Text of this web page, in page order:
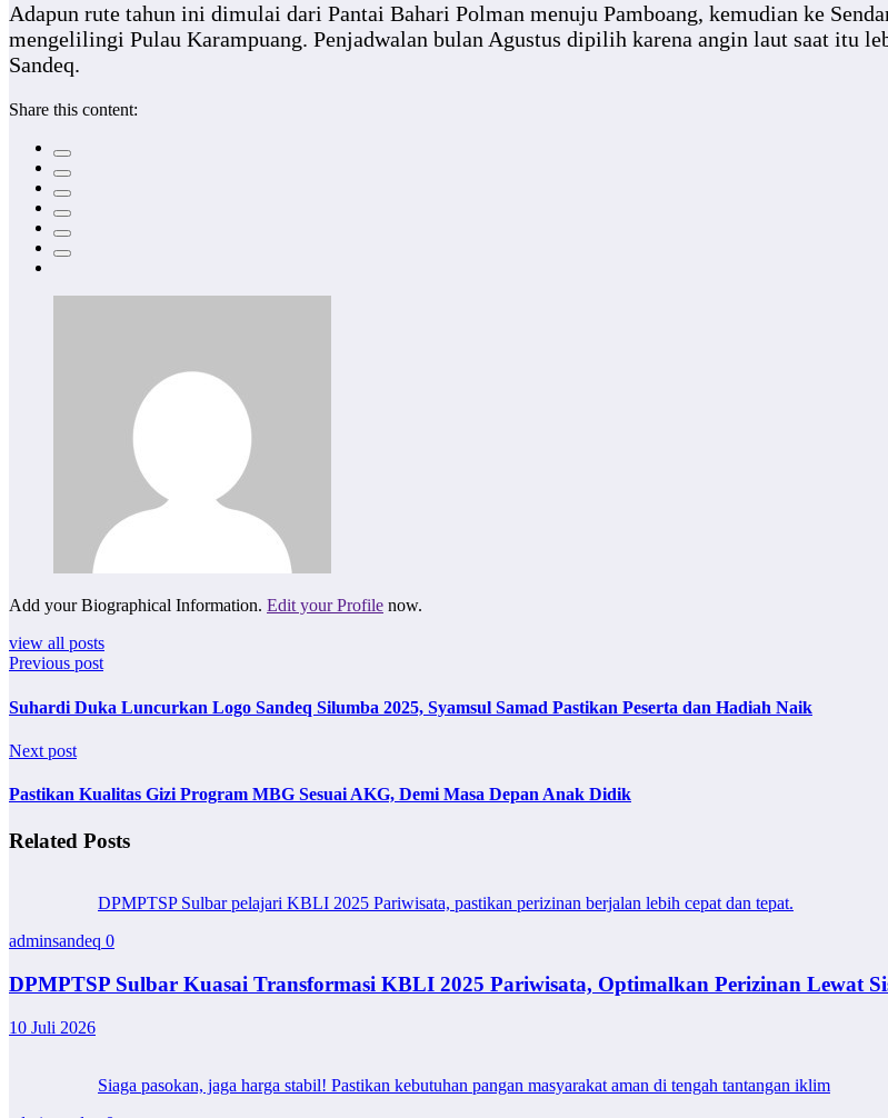
Adapun rute tahun ini dimulai dari Pantai Bahari Polman menuju Pamboang, kemudian ke
mengelilingi Pulau Karampuang. Penjadwalan bulan Agustus dipilih karena angin laut saat itu
Sandeq.
Share this content:
Add your Biographical Information. Edit your Profile now.
view all posts
Previous post
Suhardi Duka Luncurkan Logo Sandeq Silumba 2025, Syamsul Samad Pastikan Peserta dan Hadiah Naik
Next post
Pastikan Kualitas Gizi Program MBG Sesuai AKG, Demi Masa Depan Anak Didik
Related Posts
DPMPTSP Sulbar pelajari KBLI 2025 Pariwisata, pastikan perizinan berjalan lebih cepat dan tepat.
adminsandeq 0
DPMPTSP Sulbar Kuasai Transformasi KBLI 2025 Pariwisata, Optimalkan Perizinan Lewat
10 Juli 2026
Siaga pasokan, jaga harga stabil! Pastikan kebutuhan pangan masyarakat aman di tengah tantangan iklim